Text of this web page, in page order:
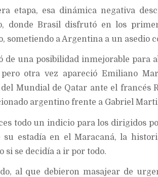
etapa, esa dinámica negativa
donde Brasil disfrutó en los
sometiendo a Argentina a un asedio
de una posibilidad inmejorable para
otra vez apareció Emiliano
Mundial de Qatar ante el francés
argentino frente a Gabriel
todo un indicio para los dirigidos
estadía en el Maracaná, la
si se decidía a ir por todo.
al que debieron masajear de